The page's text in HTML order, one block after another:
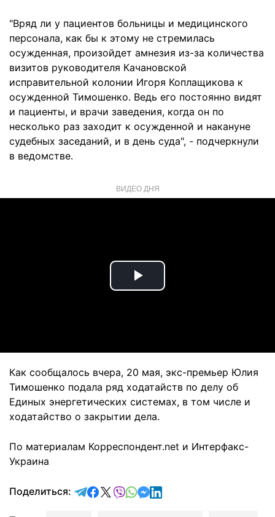
"Вряд ли у пациентов больницы и медицинского
персонала, как бы к этому не стремилась
осужденная, произойдет амнезия из-за количества
визитов руководителя Качановской
исправительной колонии Игоря Коплащикова к
осужденной Тимошенко. Ведь его постоянно видят
и пациенты, и врачи заведения, когда он по
несколько раз заходит к осужденной и накануне
судебных заседаний, и в день суда", - подчеркнули
в ведомстве.
ВИДЕО ДНЯ
Play
Как сообщалось вчера, 20 мая, экс-премьер Юлия
Тимошенко подала ряд ходатайств по делу об
Единых энергетических системах, в том числе и
ходатайство о закрытии дела.
По материалам Корреспондент.net и Интерфакс-
Украина
Поделиться: отправить в Telegram
поделиться в Facebook
поделиться в X
отправить в Viber
отправить в Whatsapp
отправить в Messenger
отправить в LinkedIn